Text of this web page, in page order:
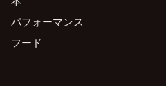
パフォーマンス
フード